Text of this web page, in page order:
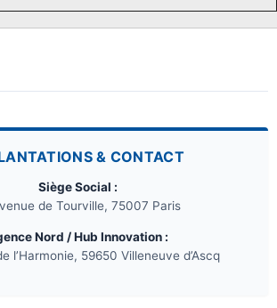
& CONTACT
Siège Social :
de Tourville, 75007 Paris
Nord / Hub Innovation :
l’Harmonie, 59650 Villeneuve d’Ascq